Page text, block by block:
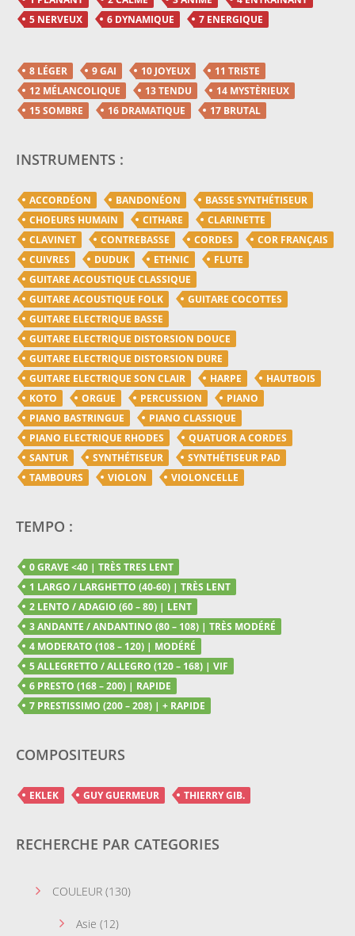
5 NERVEUX
6 DYNAMIQUE 7 ENERGIQUE
8 LÉGER 9 GAI 10 JOYEUX
11 TRISTE
12 MÉLANCOLIQUE
13 TENDU
14 MYSTÈRIEUX
15 SOMBRE
16 DRAMATIQUE 17 BRUTAL
INSTRUMENTS :
ACCORDÉON BANDONÉON
BASSE SYNTHÉTISEUR
CHOEURS HUMAIN
CITHARE
CLARINETTE
CLAVINET
CONTREBASSE CORDES
COR FRANÇAIS
CUIVRES
DUDUK ETHNIC
FLUTE
GUITARE ACOUSTIQUE CLASSIQUE
GUITARE ACOUSTIQUE FOLK
GUITARE COCOTTES
GUITARE ELECTRIQUE BASSE
GUITARE ELECTRIQUE DISTORSION DOUCE
GUITARE ELECTRIQUE DISTORSION DURE
GUITARE ELECTRIQUE SON CLAIR
HARPE
HAUTBOIS
KOTO
ORGUE PERCUSSION
PIANO
PIANO BASTRINGUE
PIANO CLASSIQUE
PIANO ELECTRIQUE RHODES
QUATUOR A CORDES
SANTUR
SYNTHÉTISEUR
SYNTHÉTISEUR PAD
TAMBOURS
VIOLON VIOLONCELLE
TEMPO :
0 GRAVE <40 | TRÈS TRES LENT
1 LARGO / LARGHETTO (40-60) | TRÈS LENT
2 LENTO / ADAGIO (60 – 80) | LENT
3 ANDANTE / ANDANTINO (80 – 108) | TRÈS MODÉRÉ
4 MODERATO (108 – 120) | MODÉRÉ
5 ALLEGRETTO / ALLEGRO (120 – 168) | VIF
6 PRESTO (168 – 200) | RAPIDE
7 PRESTISSIMO (200 – 208) | + RAPIDE
COMPOSITEURS
EKLEK GUY GUERMEUR THIERRY GIB.
RECHERCHE PAR CATEGORIES
COULEUR (130)
Asie (12)